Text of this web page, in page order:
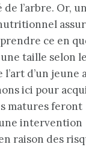
l’arbre. Or,
ce en
taille selon
l’art d’un jeune
ici pour
matures feront
intervention
raison des